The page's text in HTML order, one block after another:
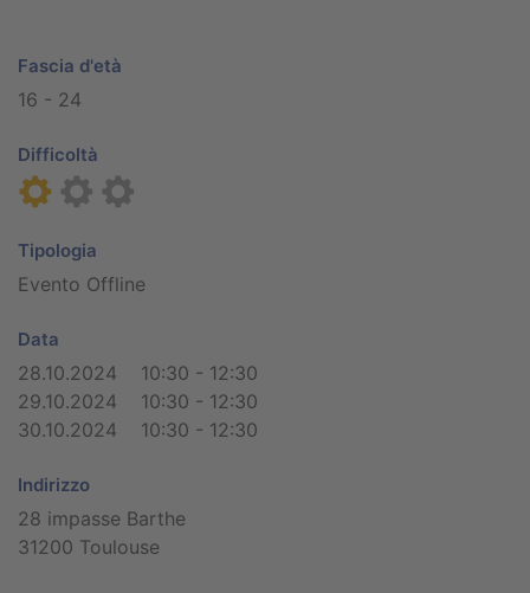
Fascia d'età
16 - 24
Difficoltà
Tipologia
Evento Offline
Data
28.10.2024 10:30 - 12:30
29.10.2024 10:30 - 12:30
30.10.2024 10:30 - 12:30
Indirizzo
28 impasse Barthe
31200 Toulouse